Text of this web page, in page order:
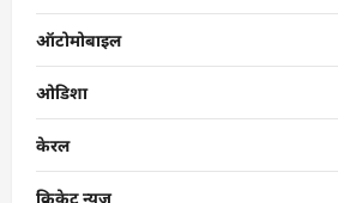
ऑटोमोबाइल
ओडिशा
केरल
क्रिकेट न्यूज